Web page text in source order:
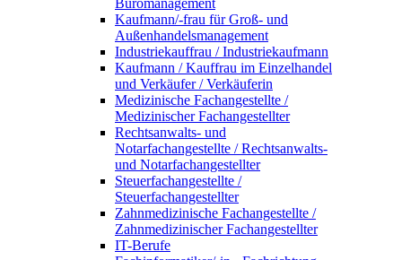
Büromanagement
Kaufmann/-frau für Groß- und
Außenhandelsmanagement
Industriekauffrau / Industriekaufmann
Kaufmann / Kauffrau im Einzelhandel
und Verkäufer / Verkäuferin
Medizinische Fachangestellte /
Medizinischer Fachangestellter
Rechtsanwalts- und
Notarfachangestellte / Rechtsanwalts-
und Notarfachangestellter
Steuerfachangestellte /
Steuerfachangestellter
Zahnmedizinische Fachangestellte /
Zahnmedizinischer Fachangestellter
IT-Berufe